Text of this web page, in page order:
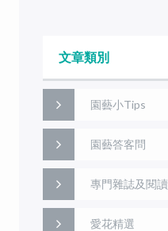
文章類別
園藝小Tips
園藝答客問
專門雜誌及閱讀
愛花精選